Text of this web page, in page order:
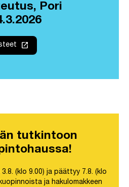
Pori
launch
tutkintoon
(klo 9.00) ja päättyy 7.8. (klo
ja hakulomakkeen